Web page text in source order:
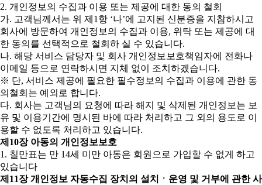
2. 개인정보의 수집과 이용 또는 제공에 대한 동의 철회
가. 고객님께서는 위 제1항 ‘나’에 고지된 신분증을 지참하시고
회사에 방문하여 개인정보의 수집과 이용, 위탁 또는 제공에 대
한 동의를 선택적으로 철회하 실 수 있습니다.
나. 해당 서비스 담당자 및 회사 개인정보보호책임자에 전화나
이메일 등으로 연락하시면 지체 없이 조치하겠습니다.
※ 단, 서비스 제공에 필요한 필수정보의 수집과 이용에 관한 동
의철회는 예외로 합니다.
다. 회사는 고객님의 요청에 따라 해지 및 삭제된 개인정보는 보
유 및 이용기간에 명시된 바에 따라 처리하고 그 외의 용도로 이
용할 수 없도록 처리하고 있습니다.
제10장 아동의 개인정보보호
1. 칠만표는 만 14세 미만 아동은 회원으로 가입할 수 없게 하고
있습니다
제11장 개인정보 자동수집 장치의 설치ㆍ운영 및 거부에 관한 사